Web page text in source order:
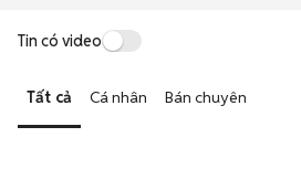
Tin có video
Tất cả Cá nhân Bán chuyên